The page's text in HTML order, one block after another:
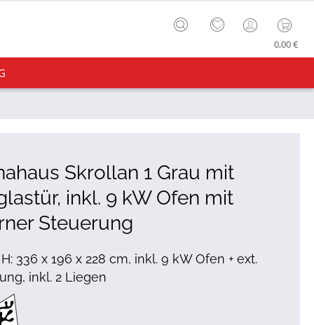
0,00 €
Skrollan 1 Grau mit
inkl. 9 kW Ofen mit
Steuerung
H: 336 x 196 x 228 cm, inkl. 9 kW Ofen + ext.
inkl. 2 Liegen